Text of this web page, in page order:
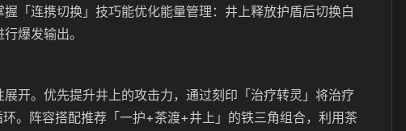
「连携切换」技巧能优化能量管理：井上释放护盾后切换白
爆发输出。
开。优先提升井上的攻击力，通过刻印「治疗转灵」将治疗
。阵容搭配推荐「一护+茶渡+井上」的铁三角组合，利用茶